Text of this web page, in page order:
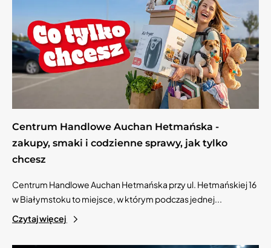
Centrum Handlowe Auchan Hetmańska -
zakupy, smaki i codzienne sprawy, jak tylko
chcesz
Centrum Handlowe Auchan Hetmańska przy ul. Hetmańskiej 16
w Białymstoku to miejsce, w którym podczas jednej...
Czytaj więcej